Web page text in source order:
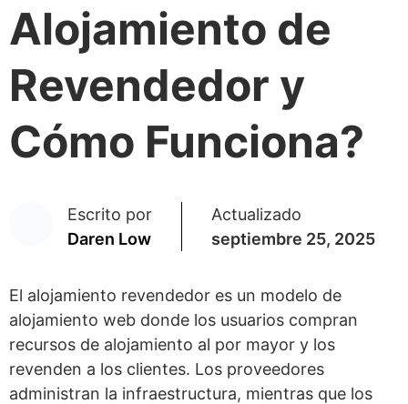
Alojamiento de
Revendedor y
Cómo Funciona?
Escrito por
Daren Low
Actualizado
septiembre 25, 2025
El alojamiento revendedor es un modelo de
alojamiento web donde los usuarios compran
recursos de alojamiento al por mayor y los
revenden a los clientes. Los proveedores
administran la infraestructura, mientras que los